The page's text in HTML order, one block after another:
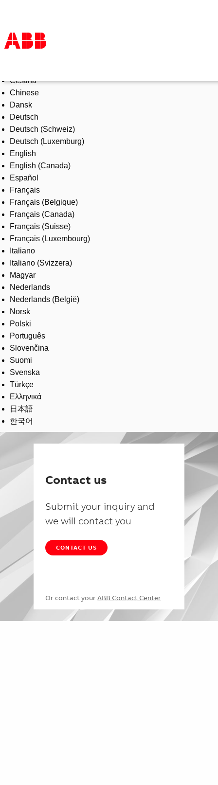
Products & Solutions
Industries
Services
About us
Where to buy
Contact us
Careers
Čeština
Chinese
Dansk
Deutsch
Deutsch (Schweiz)
Deutsch (Luxemburg)
English
English (Canada)
Español
Français
Français (Belgique)
Français (Canada)
Français (Suisse)
Français (Luxembourg)
Italiano
Italiano (Svizzera)
Magyar
Nederlands
Nederlands (België)
Norsk
Polski
Português
Slovenčina
Suomi
Svenska
Türkçe
Ελληνικά
日本語
한국어
Contact us
Submit your inquiry and
we will contact you
CONTACT US
Or contact your ABB Contact Center